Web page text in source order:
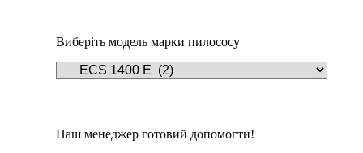
Виберіть модель марки пилососу
Наш менеджер готовий допомогти!